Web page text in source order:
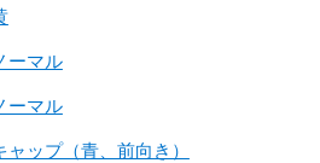
ーマル
ーマル
ャップ（青、前向き）